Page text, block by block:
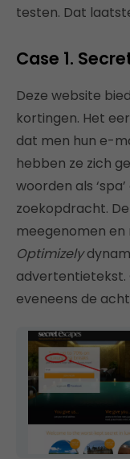
testen. Dat
Case 1.
Deze website
kortingen. Het
dat men hun e-
hebben ze zich
woorden als
zoekopdracht.
meegenomen
Optimizely
advertentietekst.
eveneens de